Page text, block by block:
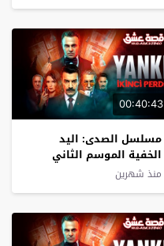
00:40:43
مسلسل الصدى: اليد
الخفية الموسم الثاني
الحلقة 7 مترجم
منذ شهرين